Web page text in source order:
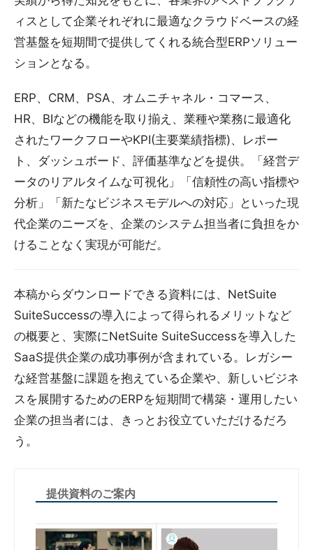
ィスとして企業それぞれに最適なクラウドベースの経
営基盤を短期間で提供してくれる統合型ERPソリュー
ションとなる。
ERP、CRM、PSA、オムニチャネル・コマース、
HR、BIなどの機能を取り揃え、業種や業務に最適化
されたワークフローやKPI(主要業績指標)、レポー
ト、ダッシュボード、評価基準などを提供。「経営デ
ータのリアルタイムな可視化」「信頼性の高い指標や
分析」「新たなビジネスモデルへの対応」といった現
代企業のニーズを、企業のシステム担当者に負担をか
けることなく実現が可能だ。
本稿からダウンロードできる資料には、NetSuite
SuiteSuccessの導入によって得られるメリットなど
の概要と、実際にNetSuite SuiteSuccessを導入した
SaaS提供企業の成功事例が含まれている。レガシー
な経営基盤に課題を抱えている企業や、新しいビジネ
スを展開するためのERPを短期間で構築・運用したい
企業の担当者には、きっとお役立ていただけるだろ
う。
提供資料のご案内